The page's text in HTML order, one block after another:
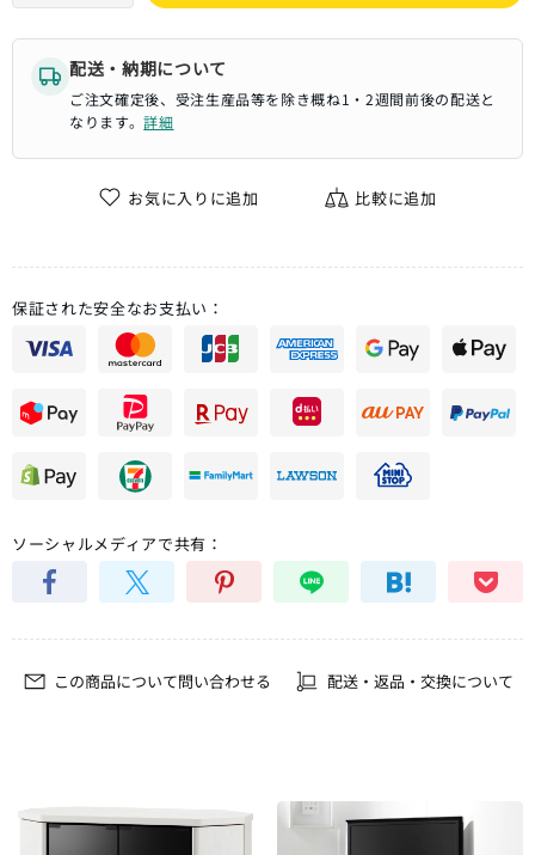
配送・納期について
ご注文確定後、受注生産品等を除き概ね1・2週間前後の配送と
なります。詳細
お気に入りに追加 比較に追加
保証された安全なお支払い：
ソーシャルメディアで共有：
この商品について問い合わせる 配送・返品・交換について